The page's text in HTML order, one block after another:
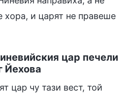
хора, и царят не правеше
цар печели
Йехова
цар чу тази вест, той